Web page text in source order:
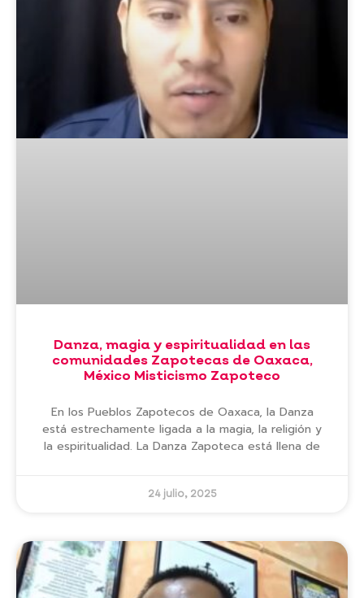
Danza, magia y espiritualidad en las
comunidades Zapotecas de Oaxaca,
México Misticismo Zapoteco
En los Pueblos Zapotecos de Oaxaca, la Danza
está estrechamente ligada a la magia, la religión y
la espiritualidad. La Danza Zapoteca está llena de
24 julio, 2025